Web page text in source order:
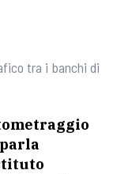
tra i banchi di